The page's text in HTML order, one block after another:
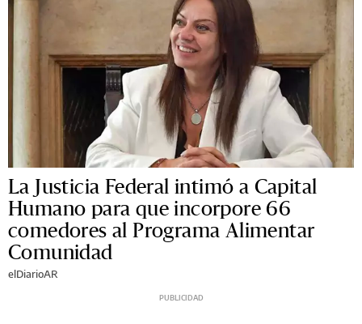
La Justicia Federal intimó a Capital
Humano para que incorpore 66
comedores al Programa Alimentar
Comunidad
elDiarioAR